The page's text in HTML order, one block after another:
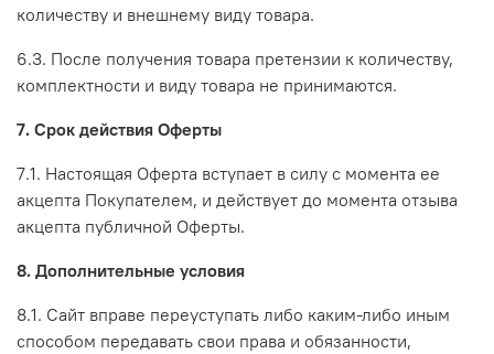
количеству и внешнему виду товара.
6.3. После получения товара претензии к количеству,
комплектности и виду товара не принимаются.
7. Срок действия Оферты
7.1. Настоящая Оферта вступает в силу с момента ее
акцепта Покупателем, и действует до момента отзыва
акцепта публичной Оферты.
8. Дополнительные условия
8.1. Сайт вправе переуступать либо каким-либо иным
способом передавать свои права и обязанности,